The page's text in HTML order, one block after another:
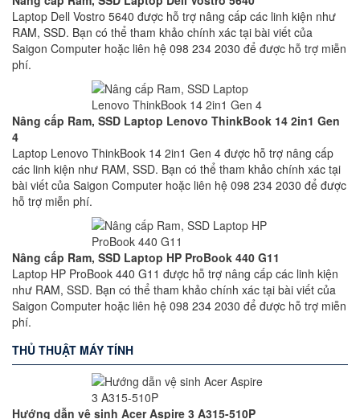
Laptop Dell Vostro 5640 được hỗ trợ nâng cấp các linh kiện như
RAM, SSD. Bạn có thể tham khảo chính xác tại bài viết của
Saigon Computer hoặc liên hệ 098 234 2030 để được hỗ trợ miễn
phí.
Nâng cấp Ram, SSD Laptop Lenovo ThinkBook 14 2in1 Gen
4
Laptop Lenovo ThinkBook 14 2in1 Gen 4 được hỗ trợ nâng cấp
các linh kiện như RAM, SSD. Bạn có thể tham khảo chính xác tại
bài viết của Saigon Computer hoặc liên hệ 098 234 2030 để được
hỗ trợ miễn phí.
Nâng cấp Ram, SSD Laptop HP ProBook 440 G11
Laptop HP ProBook 440 G11 được hỗ trợ nâng cấp các linh kiện
như RAM, SSD. Bạn có thể tham khảo chính xác tại bài viết của
Saigon Computer hoặc liên hệ 098 234 2030 để được hỗ trợ miễn
phí.
THỦ THUẬT MÁY TÍNH
Hướng dẫn vệ sinh Acer Aspire 3 A315-510P